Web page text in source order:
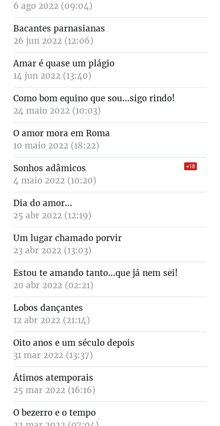
6 ago 2022 (09:04)
Bacantes parnasianas
26 jun 2022 (12:06)
Amar é quase um plágio
14 jun 2022 (13:40)
Como bom equino que sou…sigo rindo!
24 maio 2022 (10:03)
O amor mora em Roma
10 maio 2022 (18:22)
Sonhos adâmicos +18
4 maio 2022 (10:20)
Dia do amor...
25 abr 2022 (12:19)
Um lugar chamado porvir
23 abr 2022 (13:03)
Estou te amando tanto…que já nem sei!
20 abr 2022 (02:21)
Lobos dançantes
12 abr 2022 (21:14)
Oito anos e um século depois
31 mar 2022 (13:37)
Átimos atemporais
25 mar 2022 (16:16)
O bezerro e o tempo